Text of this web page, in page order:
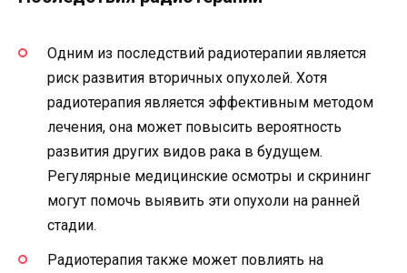
Одним из последствий радиотерапии является
риск развития вторичных опухолей. Хотя
радиотерапия является эффективным методом
лечения, она может повысить вероятность
развития других видов рака в будущем.
Регулярные медицинские осмотры и скрининг
могут помочь выявить эти опухоли на ранней
стадии.
Радиотерапия также может повлиять на